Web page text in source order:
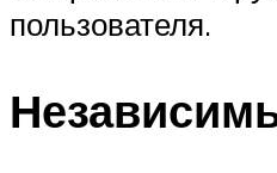
пользователя.